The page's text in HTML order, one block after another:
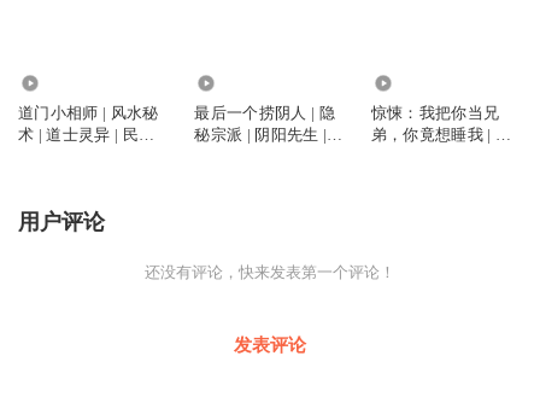
道门小相师 | 风水秘
术 | 道士灵异 | 民间
最后一个捞阴人 | 隐
秘宗派 | 阴阳先生 |
惊悚：我把你当兄
弟，你竟想睡我 | 暴
用户评论
还没有评论，快来发表第一个评论！
发表评论